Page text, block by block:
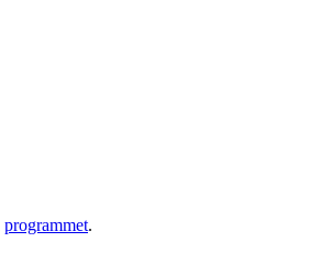
programmet.